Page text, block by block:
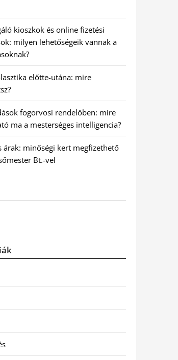
kioszkok és online fizetési
milyen lehetőségeik vannak a
előtte-utána: mire
fogorvosi rendelőben: mire
ma a mesterséges intelligencia?
árak: minőségi kert megfizethető
Bt.-vel